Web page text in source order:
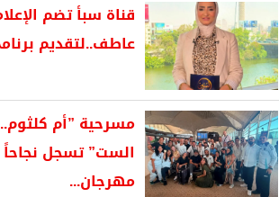
قناة سبأ تضم
عاطف..لتقديم
مسرحية ”أم
الست” تسجل
مهرجان...